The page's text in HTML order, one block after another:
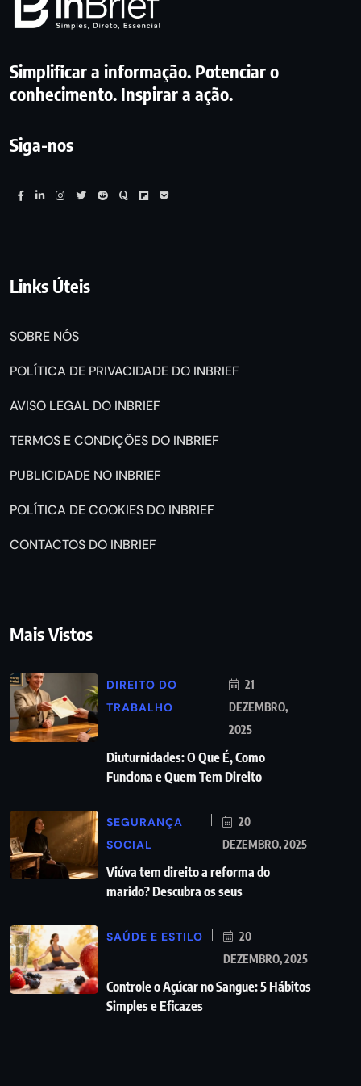
Simplificar a informação. Potenciar o
conhecimento. Inspirar a ação.
Siga-nos
Links Úteis
SOBRE NÓS
POLÍTICA DE PRIVACIDADE DO INBRIEF
AVISO LEGAL DO INBRIEF
TERMOS E CONDIÇÕES DO INBRIEF
PUBLICIDADE NO INBRIEF
POLÍTICA DE COOKIES DO INBRIEF
CONTACTOS DO INBRIEF
Mais Vistos
DIREITO DO
TRABALHO
21
DEZEMBRO,
2025
Diuturnidades: O Que É, Como
Funciona e Quem Tem Direito
SEGURANÇA
SOCIAL
20
DEZEMBRO, 2025
Viúva tem direito a reforma do
marido? Descubra os seus
SAÚDE E ESTILO
20
DEZEMBRO, 2025
Controle o Açúcar no Sangue: 5 Hábitos
Simples e Eficazes